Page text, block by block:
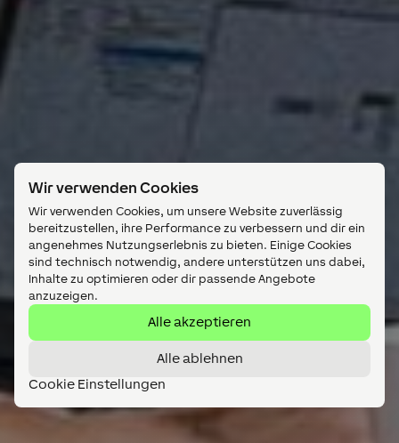
bereitzustellen, ihre Performance zu verbessern und dir ein
angenehmes Nutzungserlebnis zu bieten. Einige Cookies
sind technisch notwendig, andere unterstützen uns dabei,
Inhalte zu optimieren oder dir passende Angebote
anzuzeigen.
Alle akzeptieren
Alle ablehnen
Cookie Einstellungen